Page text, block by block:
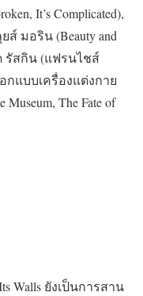
It’s Complicated),
ส์ มอริน (Beauty and
รัสกิน (แฟรนไชส์
อกแบบเครื่องแต่งกาย
The Fate of
Walls ยังเป็นการสาน